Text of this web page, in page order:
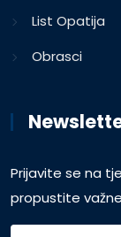
List Opatija
Obrasci
Prijavite se na
propustite